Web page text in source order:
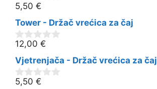
0
o
d
5
5,50 €
Tower - Držač vrećica za čaj
0
o
d
5
12,00 €
Vjetrenjača - Držač vrećica za čaj
0
5,50 €